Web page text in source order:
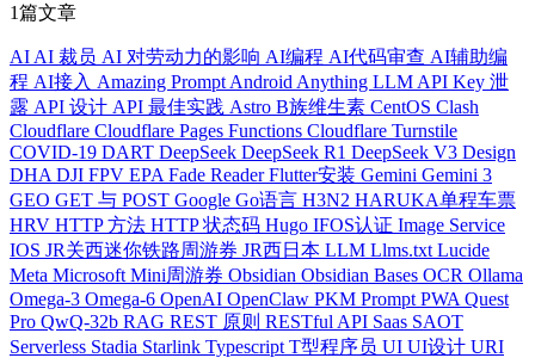
1篇文章
AI AI 裁员 AI 对劳动力的影响 AI编程 AI代码审查 AI辅助编
程 AI接入 Amazing Prompt Android Anything LLM API Key 泄
露 API 设计 API 最佳实践 Astro B族维生素 CentOS Clash
Cloudflare Cloudflare Pages Functions Cloudflare Turnstile
COVID-19 DART DeepSeek DeepSeek R1 DeepSeek V3 Design
DHA DJI FPV EPA Fade ReaderFlutter安装 Gemini Gemini 3
GEO GET 与 POST Google Go语言 H3N2 HARUKA单程车票
HRV HTTP 方法 HTTP 状态码 Hugo IFOS认证 Image Service
IOS JR关西迷你铁路周游券 JR西日本 LLM Llms.txt Lucide
Meta Microsoft Mini周游券 Obsidian Obsidian Bases OCR Ollama
Omega-3 Omega-6 OpenAI OpenClaw PKM Prompt PWA Quest
Pro QwQ-32b RAG REST 原则 RESTful API Saas SAOT
Serverless Stadia Starlink Typescript T型程序员 UI UI设计 URI